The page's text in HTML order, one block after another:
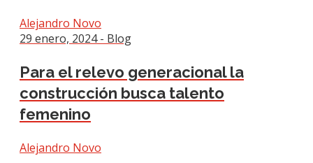
Alejandro Novo
29 enero, 2024 - Blog
Para el relevo generacional la
construcción busca talento
femenino
Alejandro Novo